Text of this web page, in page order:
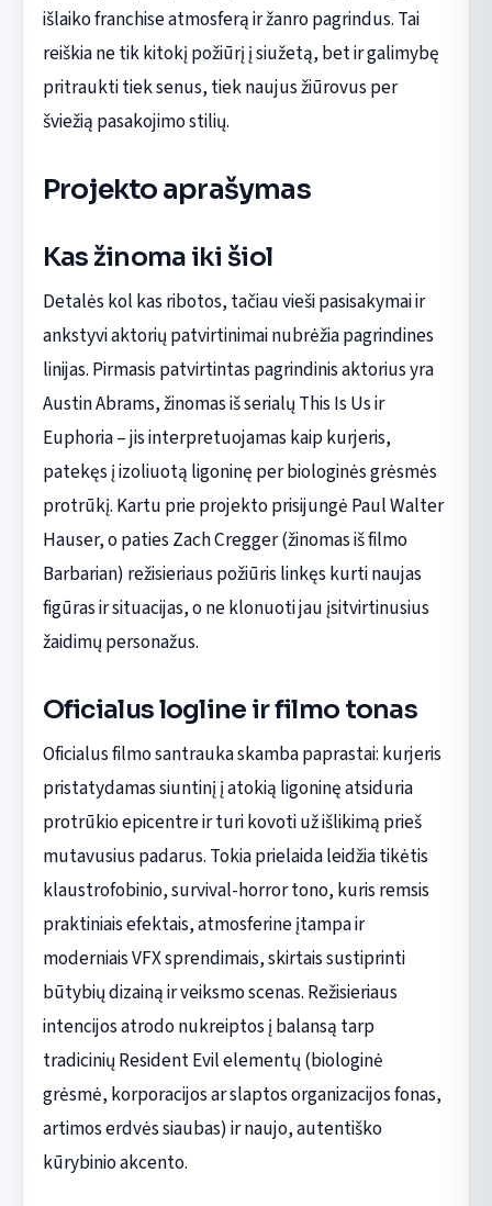
išlaiko franchise atmosferą ir žanro pagrindus. Tai
reiškia ne tik kitokį požiūrį į siužetą, bet ir galimybę
pritraukti tiek senus, tiek naujus žiūrovus per
šviežią pasakojimo stilių.
Projekto aprašymas
Kas žinoma iki šiol
Detalės kol kas ribotos, tačiau vieši pasisakymai ir
ankstyvi aktorių patvirtinimai nubrėžia pagrindines
linijas. Pirmasis patvirtintas pagrindinis aktorius yra
Austin Abrams, žinomas iš serialų This Is Us ir
Euphoria – jis interpretuojamas kaip kurjeris,
patekęs į izoliuotą ligoninę per biologinės grėsmės
protrūkį. Kartu prie projekto prisijungė Paul Walter
Hauser, o paties Zach Cregger (žinomas iš filmo
Barbarian) režisieriaus požiūris linkęs kurti naujas
figūras ir situacijas, o ne klonuoti jau įsitvirtinusius
žaidimų personažus.
Oficialus logline ir filmo tonas
Oficialus filmo santrauka skamba paprastai: kurjeris
pristatydamas siuntinį į atokią ligoninę atsiduria
protrūkio epicentre ir turi kovoti už išlikimą prieš
mutavusius padarus. Tokia prielaida leidžia tikėtis
klaustrofobinio, survival-horror tono, kuris remsis
praktiniais efektais, atmosferine įtampa ir
moderniais VFX sprendimais, skirtais sustiprinti
būtybių dizainą ir veiksmo scenas. Režisieriaus
intencijos atrodo nukreiptos į balansą tarp
tradicinių Resident Evil elementų (biologinė
grėsmė, korporacijos ar slaptos organizacijos fonas,
artimos erdvės siaubas) ir naujo, autentiško
kūrybinio akcento.